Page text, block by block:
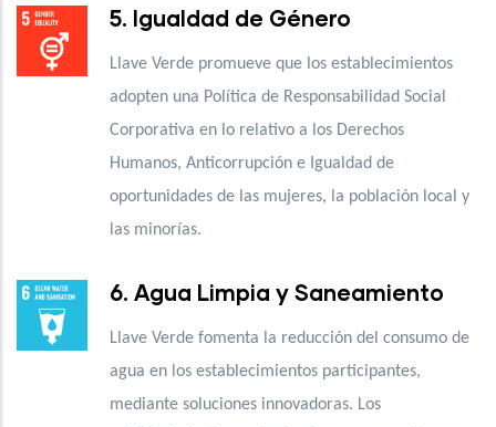
5. Igualdad de Género
Llave Verde promueve que los establecimientos
adopten una Política de Responsabilidad Social
Corporativa en lo relativo a los Derechos
Humanos, Anticorrupción e Igualdad de
oportunidades de las mujeres, la población local y
las minorías.
6. Agua Limpia y Saneamiento
Llave Verde fomenta la reducción del consumo de
agua en los establecimientos participantes,
mediante soluciones innovadoras. Los